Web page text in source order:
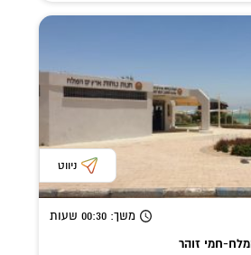
ניווט
משך: 00:30 שעות
חמי זוהר